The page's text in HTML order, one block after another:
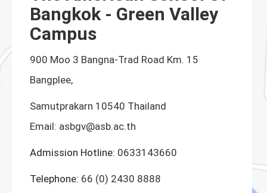
Bangkok - Green Valley
Campus
900 Moo 3 Bangna-Trad Road Km. 15
Bangplee,
Samutprakarn 10540 Thailand
Email: asbgv@asb.ac.th
Admission Hotline: 0633143660
Telephone: 66 (0) 2430 8888